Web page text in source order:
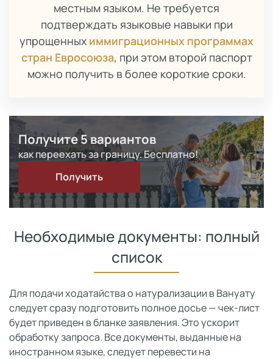
местным языком. Не требуется
подтверждать языковые навыки при
упрощенных иммиграционных программах
стран Евросоюза, при этом второй паспорт
можно получить в более короткие сроки.
Получите 5 вариантов
как переехать за границу. Бесплатно!
Получить
Необходимые документы: полный
список
Для подачи ходатайства о натурализации в Вануату
следует сразу подготовить полное досье — чек-лист
будет приведен в бланке заявления. Это ускорит
обработку запроса. Все документы, выданные на
иностранном языке, следует перевести на